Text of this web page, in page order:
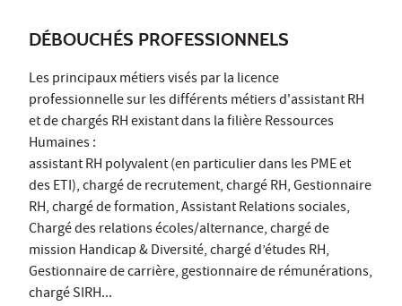
DÉBOUCHÉS PROFESSIONNELS
Les principaux métiers visés par la licence
professionnelle sur les différents métiers d'assistant RH
et de chargés RH existant dans la filière Ressources
Humaines :
assistant RH polyvalent (en particulier dans les PME et
des ETI), chargé de recrutement, chargé RH, Gestionnaire
RH, chargé de formation, Assistant Relations sociales,
Chargé des relations écoles/alternance, chargé de
mission Handicap & Diversité, chargé d’études RH,
Gestionnaire de carrière, gestionnaire de rémunérations,
chargé SIRH...